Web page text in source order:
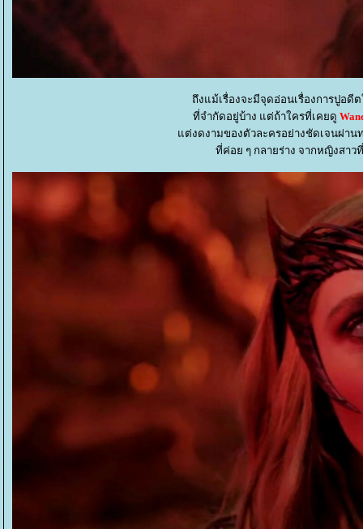
ถึงแม้เรื่องจะมีจุดอ่อนเรื่องการปูอดี
ที่จำกัดอยู่บ้าง แต่ถ้าใครที่เคยดู
ต่งดงามของตัวละครอย่างชัดเจนผ่าน
ที่ค่อย ๆ กลายร่าง จากหญิงสา